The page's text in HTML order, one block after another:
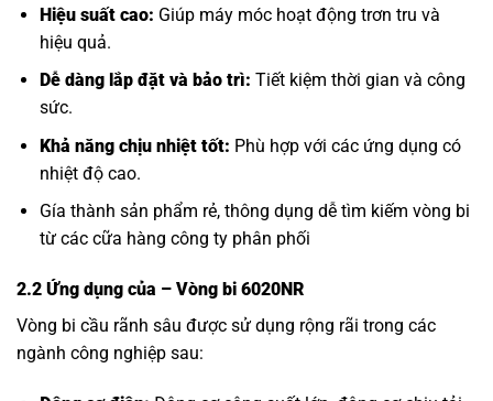
Hiệu suất cao: Giúp máy móc hoạt động trơn tru và
hiệu quả.
Dễ dàng lắp đặt và bảo trì: Tiết kiệm thời gian và công
sức.
Khả năng chịu nhiệt tốt: Phù hợp với các ứng dụng có
nhiệt độ cao.
Gía thành sản phẩm rẻ, thông dụng dễ tìm kiếm vòng bi
từ các cữa hàng công ty phân phối
2.2 Ứng dụng của – Vòng bi 6020NR
Vòng bi cầu rãnh sâu được sử dụng rộng rãi trong các
ngành công nghiệp sau: